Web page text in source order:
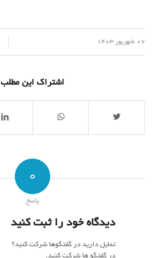
07 شهریور 1403
اشتراک این مطلب
0
پاسخ
دیدگاه خود را ثبت کنید
تمایل دارید در گفتگوها شرکت کنید؟
در گفتگو ها شرکت کنید.